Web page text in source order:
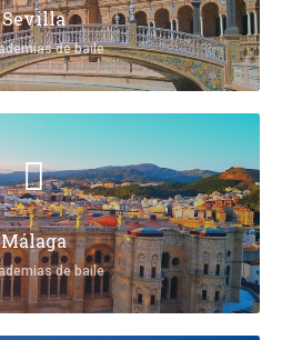
Sevilla
de baile
Málaga
de baile